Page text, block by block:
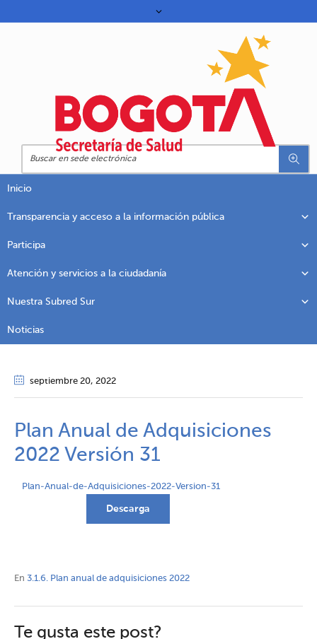
Inicio
Transparencia y acceso a la información pública
Participa
Atención y servicios a la ciudadanía
Nuestra Subred Sur
Noticias
septiembre 20, 2022
Plan Anual de Adquisiciones
2022 Versión 31
Plan-Anual-de-Adquisiciones-2022-Version-31
Descarga
En 3.1.6. Plan anual de adquisiciones 2022
Te gusta este post?